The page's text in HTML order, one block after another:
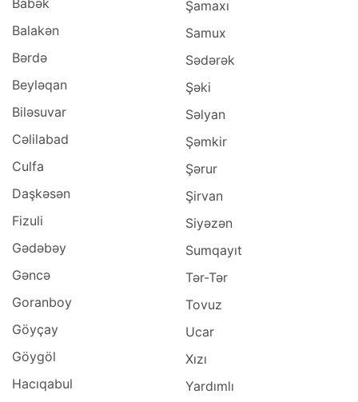
Babək
Balakən
Bərdə
Beyləqan
Biləsuvar
Cəlilabad
Culfa
Daşkəsən
Fizuli
Gədəbəy
Gəncə
Goranboy
Göyçay
Göygöl
Hacıqabul
Şamaxı
Samux
Sədərək
Şəki
Səlyan
Şəmkir
Şərur
Şirvan
Siyəzən
Sumqayıt
Tər-Tər
Tovuz
Ucar
Xızı
Yardımlı